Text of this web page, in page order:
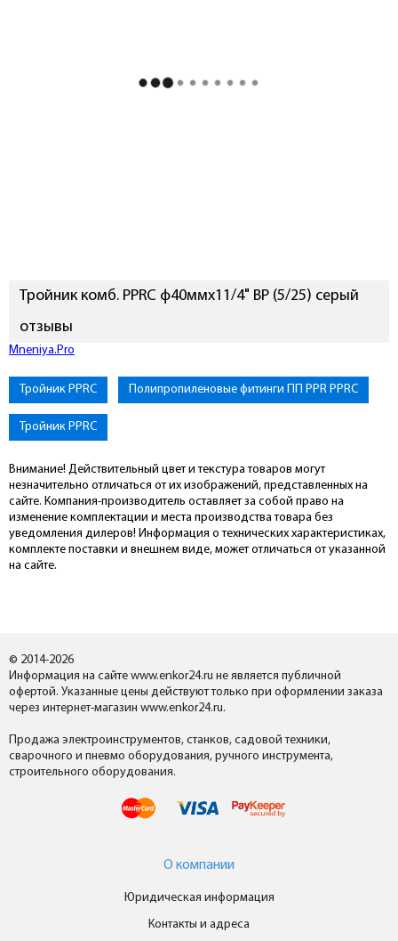
Тройник комб. PPRC ф40ммх11/4" ВР (5/25) серый
отзывы
Подключиться к Mneniya.Pro
Тройник PPRC Полипропиленовые фитинги ПП PPR PPRC
Тройник PPRC
Внимание! Действительный цвет и текстура товаров могут
незначительно отличаться от их изображений, представленных на
сайте. Компания-производитель оставляет за собой право на
изменение комплектации и места производства товара без
уведомления дилеров! Информация о технических характеристиках,
комплекте поставки и внешнем виде, может отличаться от указанной
на сайте.
© 2014-2026
Информация на сайте www.enkor24.ru не является публичной
офертой. Указанные цены действуют только при оформлении заказа
через интернет-магазин www.enkor24.ru.
Продажа электроинструментов, станков, садовой техники,
сварочного и пневмо оборудования, ручного инструмента,
строительного оборудования.
О компании
Юридическая информация
Контакты и адреса